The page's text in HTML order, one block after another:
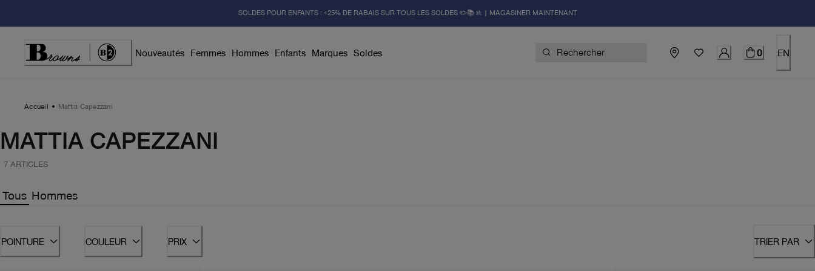
SOLDES POUR ENFANTS : +25% DE RABAIS SUR TOUS LES SOLDES ✏️📚🚸 | MAGASINER MAINTENANT
Nouveautés Femmes Hommes Enfants Marques Soldes 0 EN
Accueil Mattia Capezzani
MATTIA CAPEZZANI
7 ARTICLES
Tous Hommes
POINTURE COULEUR PRIX TRIER PAR